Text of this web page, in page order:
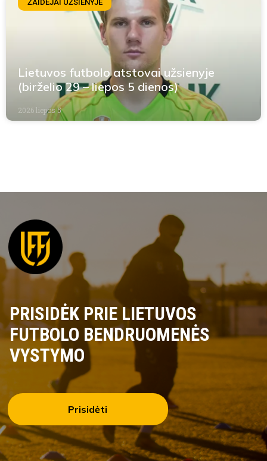
ŽAIDĖJAI UŽSIENYJE
Lietuvos futbolo atstovai užsienyje
(birželio 29 – liepos 5 dienos)
2026 liepos 5
PRISIDĖK PRIE LIETUVOS
FUTBOLO BENDRUOMENĖS
VYSTYMO
Prisidėti